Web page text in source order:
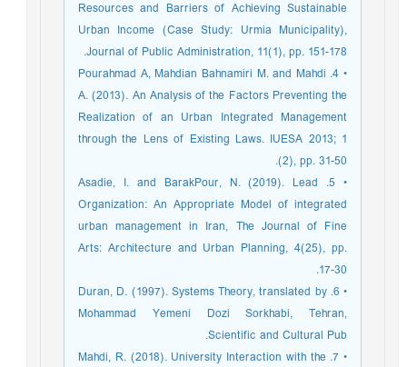
Resources and Barriers of Achieving Sustainable
Urban Income (Case Study: Urmia Municipality),
Journal of Public Administration, 11(1), pp. 151-178.
• 4. Pourahmad A, Mahdian Bahnamiri M. and Mahdi
A. (2013). An Analysis of the Factors Preventing the
Realization of an Urban Integrated Management
through the Lens of Existing Laws. IUESA 2013; 1
(2), pp. 31-50.
• 5. Asadie, I. and BarakPour, N. (2019). Lead
Organization: An Appropriate Model of integrated
urban management in Iran, The Journal of Fine
Arts: Architecture and Urban Planning, 4(25), pp.
17-30.
• 6. Duran, D. (1997). Systems Theory, translated by
Mohammad Yemeni Dozi Sorkhabi, Tehran,
Scientific and Cultural Pub.
• 7. Mahdi, R. (2018). University Interaction with the